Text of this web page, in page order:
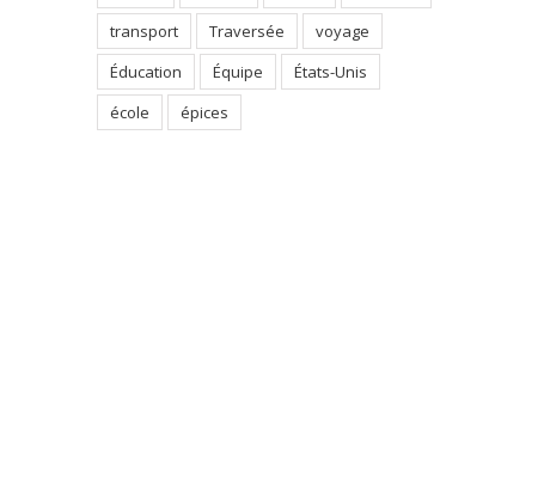
transport
Traversée
voyage
Éducation
Équipe
États-Unis
école
épices